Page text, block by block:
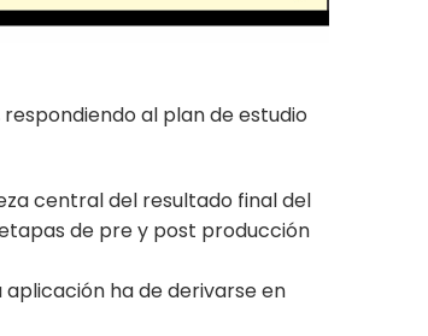
al plan de estudio
central del resultado final del
de pre y post producción
ha de derivarse en